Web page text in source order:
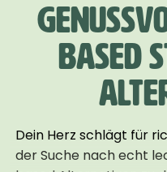
BASED
Dein Herz schlägt für
der Suche nach echt